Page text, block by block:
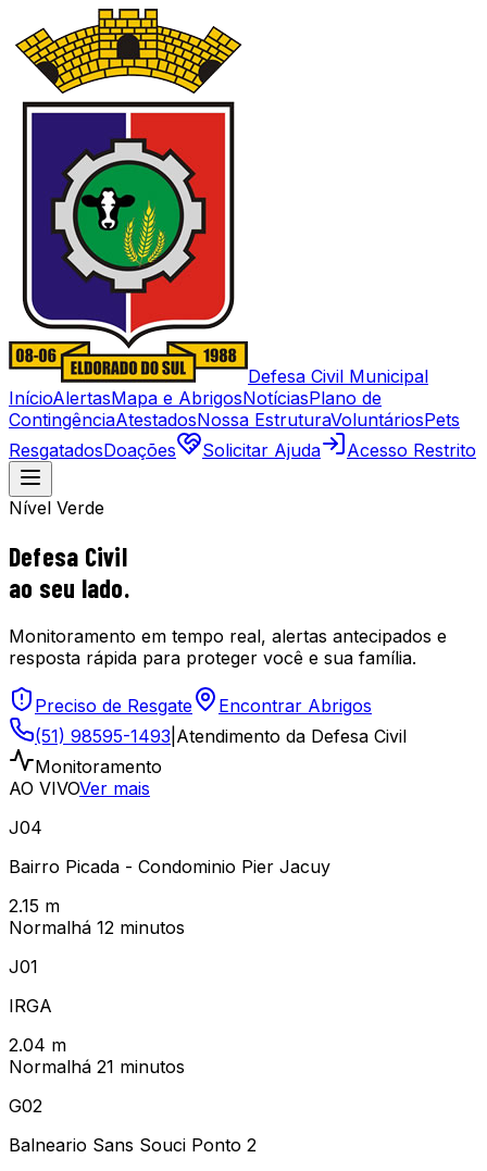
Defesa Civil Municipal
InícioAlertasMapa e AbrigosNotíciasPlano de
ContingênciaAtestadosNossa EstruturaVoluntáriosPets
ResgatadosDoações Solicitar Ajuda Acesso Restrito
Nível Verde
Defesa Civil
ao seu lado.
Monitoramento em tempo real, alertas antecipados e
resposta rápida para proteger você e sua família.
Preciso de Resgate
Encontrar Abrigos
(51) 98595-1493 Atendimento da Defesa Civil
Monitoramento
AO VIVOVer mais
J04
Bairro Picada - Condominio Pier Jacuy
2.15 m
Normalhá 12 minutos
J01
IRGA
2.04 m
Normalhá 21 minutos
G02
Balneario Sans Souci Ponto 2